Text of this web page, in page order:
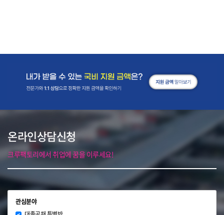
온라인상담신청
크루팩토리에서 취업에 꿈을 이루세요!
관심분야